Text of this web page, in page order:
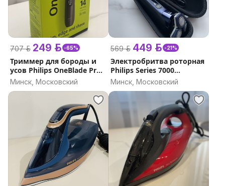
707 р. 249 р. -65%
Триммер для бороды и
усов Philips OneBlade Pro
QP6551/15
Минск, Московский
569 р. 449 р. -21%
Электробритва роторная
Philips Series 7000
S7885/50
Минск, Московский